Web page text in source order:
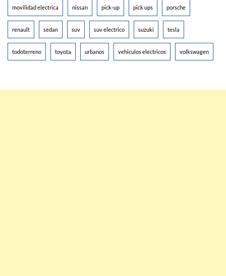
movilidad electrica nissan pick-up pick ups porsche
renault sedan suv suv electrico suzuki tesla
todoterreno toyota urbanos vehiculos electricos volkswagen